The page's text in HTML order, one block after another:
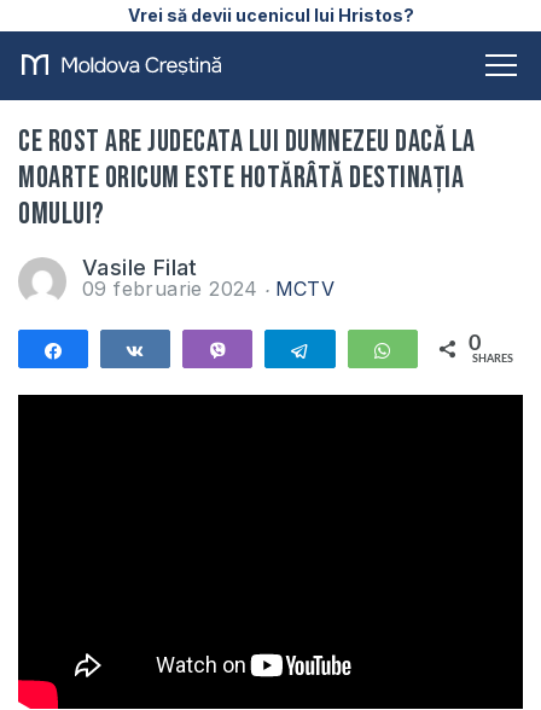
Vrei să devii ucenicul lui Hristos?
Ce rost are judecata lui Dumnezeu dacă la
moarte oricum este hotărâtă destinația
omului?
Vasile Filat
09 februarie 2024 MCTV
Telegram WhatsApp
0
SHARES